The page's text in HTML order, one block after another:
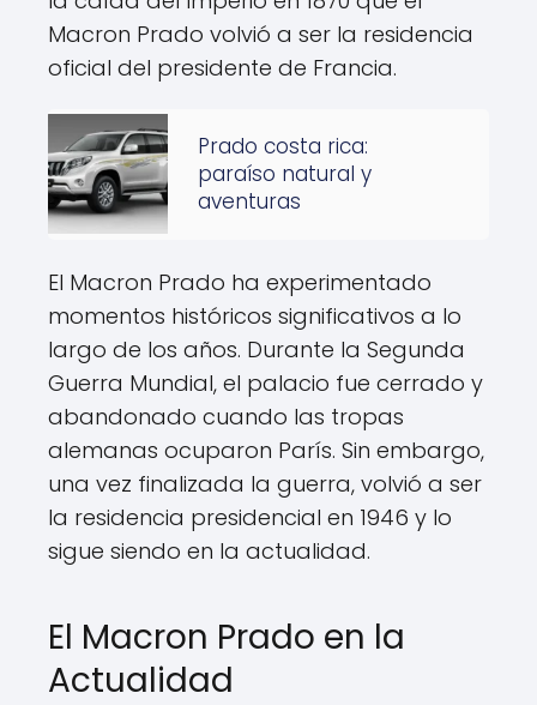
Macron Prado volvió a ser la residencia
oficial del presidente de Francia.
Prado costa rica:
paraíso natural y
aventuras
El Macron Prado ha experimentado
momentos históricos significativos a lo
largo de los años. Durante la Segunda
Guerra Mundial, el palacio fue cerrado y
abandonado cuando las tropas
alemanas ocuparon París. Sin embargo,
una vez finalizada la guerra, volvió a ser
la residencia presidencial en 1946 y lo
sigue siendo en la actualidad.
El Macron Prado en la
Actualidad